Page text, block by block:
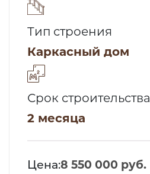
Тип строения
Каркасный дом
Срок строительства
2 месяца
Цена:8 550 000 руб.